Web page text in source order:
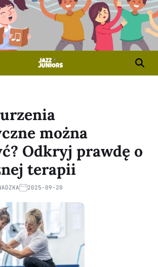
można
Odkryj prawdę o
terapii
2025-09-20